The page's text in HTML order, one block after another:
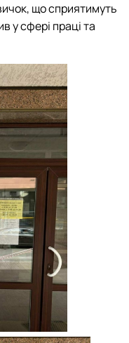
що сприятимуть
у сфері праці та